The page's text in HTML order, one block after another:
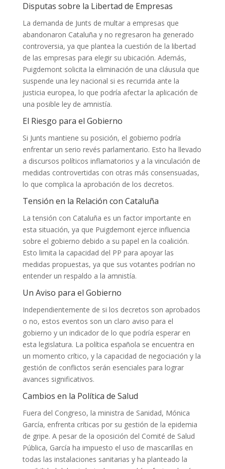
Disputas sobre la Libertad de Empresas
La demanda de Junts de multar a empresas que
abandonaron Cataluña y no regresaron ha generado
controversia, ya que plantea la cuestión de la libertad
de las empresas para elegir su ubicación. Además,
Puigdemont solicita la eliminación de una cláusula que
suspende una ley nacional si es recurrida ante la
justicia europea, lo que podría afectar la aplicación de
una posible ley de amnistía.
El Riesgo para el Gobierno
Si Junts mantiene su posición, el gobierno podría
enfrentar un serio revés parlamentario. Esto ha llevado
a discursos políticos inflamatorios y a la vinculación de
medidas controvertidas con otras más consensuadas,
lo que complica la aprobación de los decretos.
Tensión en la Relación con Cataluña
La tensión con Cataluña es un factor importante en
esta situación, ya que Puigdemont ejerce influencia
sobre el gobierno debido a su papel en la coalición.
Esto limita la capacidad del PP para apoyar las
medidas propuestas, ya que sus votantes podrían no
entender un respaldo a la amnistía.
Un Aviso para el Gobierno
Independientemente de si los decretos son aprobados
o no, estos eventos son un claro aviso para el
gobierno y un indicador de lo que podría esperar en
esta legislatura. La política española se encuentra en
un momento crítico, y la capacidad de negociación y la
gestión de conflictos serán esenciales para lograr
avances significativos.
Cambios en la Política de Salud
Fuera del Congreso, la ministra de Sanidad, Mónica
García, enfrenta críticas por su gestión de la epidemia
de gripe. A pesar de la oposición del Comité de Salud
Pública, García ha impuesto el uso de mascarillas en
todas las instalaciones sanitarias y ha planteado la